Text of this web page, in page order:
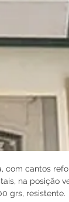
com cantos
na posição
grs, resistente.